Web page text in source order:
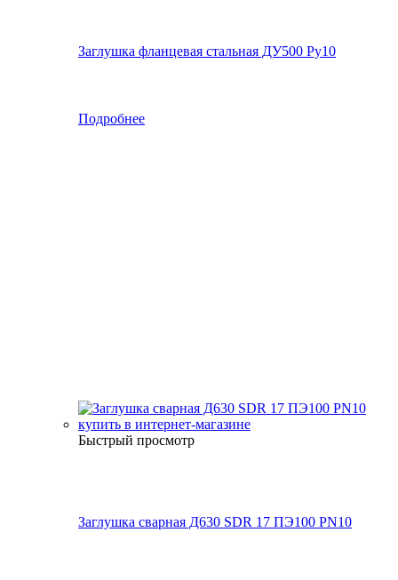
Заглушка фланцевая стальная ДУ500 Ру10
Подробнее
Быстрый просмотр
Заглушка сварная Д630 SDR 17 ПЭ100 PN10